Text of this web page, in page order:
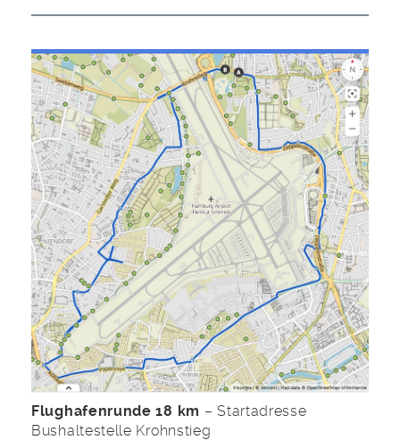
Flughafenrunde 18 km – Startadresse
Bushaltestelle Krohnstieg